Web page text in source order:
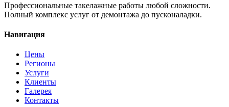
Профессиональные такелажные работы любой сложности.
Полный комплекс услуг от демонтажа до пусконаладки.
Навигация
Цены
Регионы
Услуги
Клиенты
Галерея
Контакты